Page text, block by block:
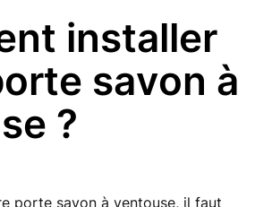
installer
savon à
?
porte savon à ventouse, il faut